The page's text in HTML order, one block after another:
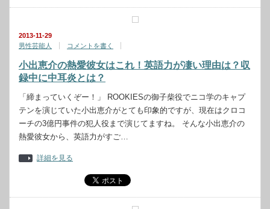
2013-11-29
男性芸能人
コメントを書く
小出恵介の熱愛彼女はこれ！英語力が凄い理由は？収
録中に中耳炎とは？
「締まっていくぞー！」 ROOKIESの御子柴役でニコ学のキャプ
テンを演じていた小出恵介がとても印象的ですが、現在はクロコ
ーチの3億円事件の犯人役まで演じてますね。 そんな小出恵介の
熱愛彼女から、英語力がすご…
詳細を見る